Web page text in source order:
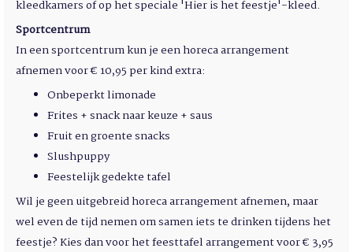
kleedkamers of op het speciale 'Hier is het feestje'-kleed.
Sportcentrum
In een sportcentrum kun je een horeca arrangement
afnemen voor € 10,95 per kind extra:
Onbeperkt limonade
Frites + snack naar keuze + saus
Fruit en groente snacks
Slushpuppy
Feestelijk gedekte tafel
Wil je geen uitgebreid horeca arrangement afnemen, maar
wel even de tijd nemen om samen iets te drinken tijdens het
feestje? Kies dan voor het feesttafel arrangement voor € 3,95